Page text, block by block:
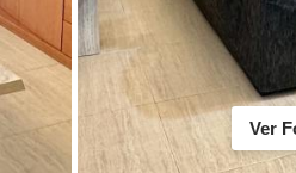
Ver